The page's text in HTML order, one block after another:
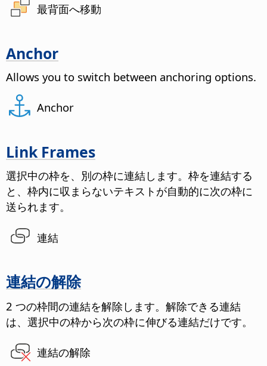
最背面へ移動
Anchor
Allows you to switch between anchoring options.
Anchor
Link Frames
選択中の枠を、別の枠に連結します。 枠を連結する
と、枠内に収まらないテキストが自動的に次の枠に
送られます。
連結
連結の解除
2 つの枠間の連結を解除します。 解除できる連結
は、選択中の枠から次の枠に伸びる連結だけです。
連結の解除